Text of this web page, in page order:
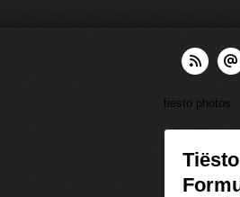
tiesto photos